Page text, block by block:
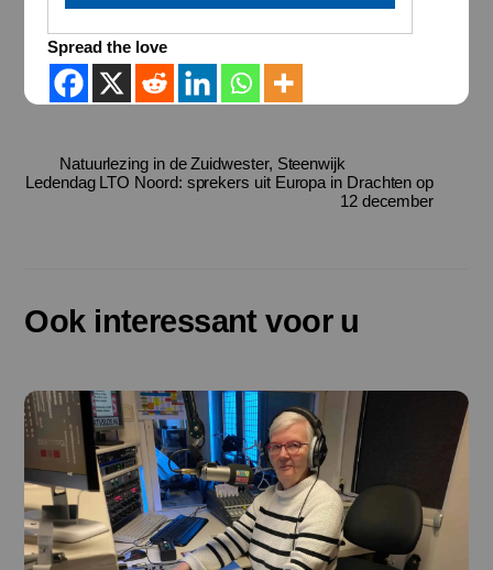
Spread the love
Natuurlezing in de Zuidwester, Steenwijk
Ledendag LTO Noord: sprekers uit Europa in Drachten op
12 december
Ook interessant voor u